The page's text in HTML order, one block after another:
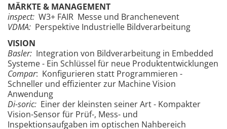
MÄRKTE & MANAGEMENT
inspect: W3+ FAIR Messe und Branchenevent
VDMA: Perspektive Industrielle Bildverarbeitung
VISION
Basler: Integration von Bildverarbeitung in Embedded
Systeme - Ein Schlüssel für neue Produktentwicklungen
Compar: Konfigurieren statt Programmieren -
Schneller und effizienter zur Machine Vision
Anwendung
Di-soric: Einer der kleinsten seiner Art - Kompakter
Vision-Sensor für Prüf-, Mess- und
Inspektionsaufgaben im optischen Nahbereich